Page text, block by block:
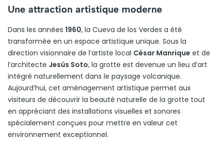
Une attraction artistique moderne
Dans les années 1960, la Cueva de los Verdes a été
transformée en un espace artistique unique. Sous la
direction visionnaire de l’artiste local César Manrique et de
l’architecte Jesús Soto, la grotte est devenue un lieu d’art
intégré naturellement dans le paysage volcanique.
Aujourd’hui, cet aménagement artistique permet aux
visiteurs de découvrir la beauté naturelle de la grotte tout
en appréciant des installations visuelles et sonores
spécialement conçues pour mettre en valeur cet
environnement exceptionnel.